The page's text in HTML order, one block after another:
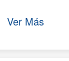
Ver Más